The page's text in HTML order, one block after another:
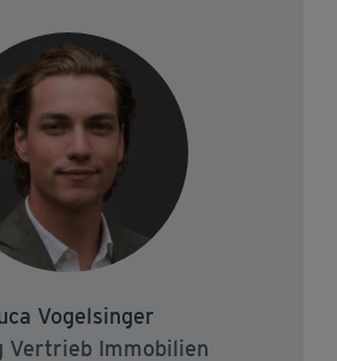
Vogelsinger
Vertrieb Immobilien